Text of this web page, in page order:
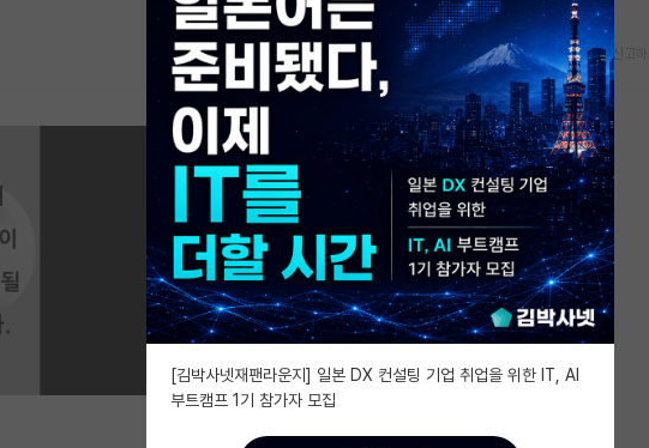
스크랩 신고하
[김박사넷재팬라운지] 일본 DX 컨설팅 기업 취업을 위한 IT, AI
부트캠프 1기 참가자 모집